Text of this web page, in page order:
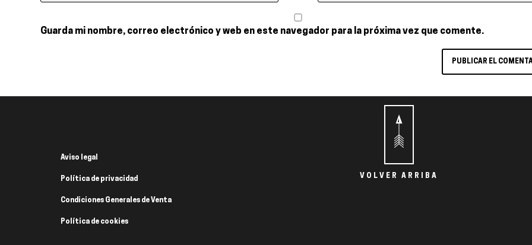
Guarda mi nombre, correo electrónico y web en este navegador para la próxima vez que comente.
VOLVER ARRIBA
Aviso legal
Política de privacidad
Condiciones Generales de Venta
Política de cookies